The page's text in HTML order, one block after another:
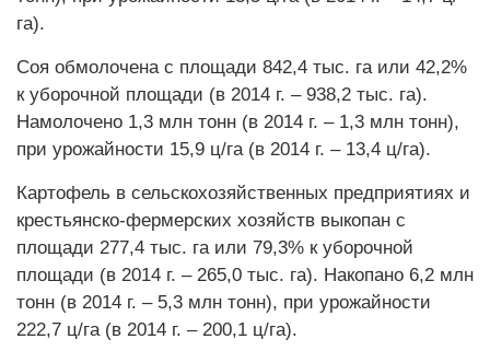
га).
Соя обмолочена с площади 842,4 тыс. га или 42,2%
к уборочной площади (в 2014 г. – 938,2 тыс. га).
Намолочено 1,3 млн тонн (в 2014 г. – 1,3 млн тонн),
при урожайности 15,9 ц/га (в 2014 г. – 13,4 ц/га).
Картофель в сельскохозяйственных предприятиях и
крестьянско-фермерских хозяйств выкопан с
площади 277,4 тыс. га или 79,3% к уборочной
площади (в 2014 г. – 265,0 тыс. га). Накопано 6,2 млн
тонн (в 2014 г. – 5,3 млн тонн), при урожайности
222,7 ц/га (в 2014 г. – 200,1 ц/га).